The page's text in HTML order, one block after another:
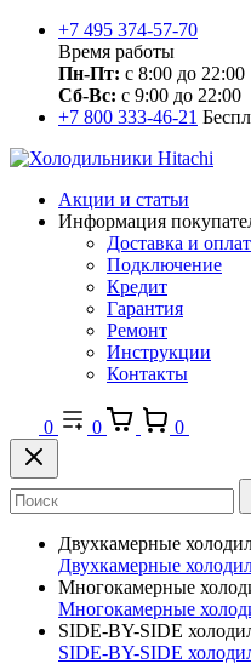
+7 495 374-57-70
Время работы
Пн-Пт: с 8:00 до 22:00
Сб-Вс: с 9:00 до 22:00
+7 800 333-46-21
Акции и статьи
Информация
Доставка и
Подключение
Кредит
Гарантия
Ремонт
Инструкции
Контакты
0 0 0
Двухкамерные
Двухкамерные
Многокамерные
Многокамерные
SIDE-BY-SIDE
SIDE-BY-SIDE